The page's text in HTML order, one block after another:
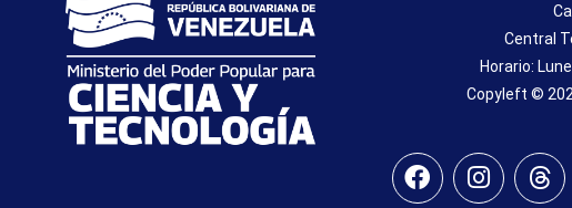
Central
Horario:
Copyleft ©